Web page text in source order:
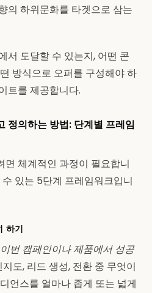
의 하위문화를 타겟으로 삼는
서 도달할 수 있는지, 어떤 콘
방식으로 오퍼를 구성해야 하
트를 제공합니다.
정의하는 방법: 단계별 프레임
면 체계적인 과정이 필요합니
있는 5단계 프레임워크입니
하기
이번 캠페인이나 제품에서 성공
도, 리드 생성, 전환 중 무엇이
언스를 얼마나 좁게 또는 넓게